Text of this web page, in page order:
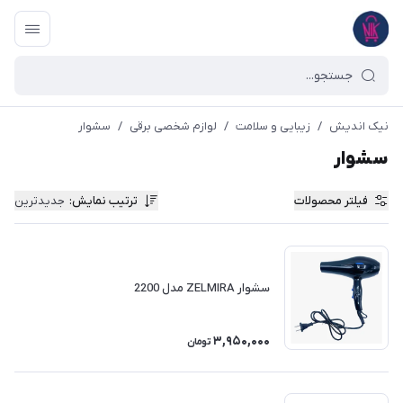
نیک اندیش / زیبایی و سلامت / لوازم شخصی برقی / سشوار
سشوار
فیلتر محصولات ترتیب نمایش: جدیدترین
سشوار ZELMIRA مدل 2200
3,950,000 تومان